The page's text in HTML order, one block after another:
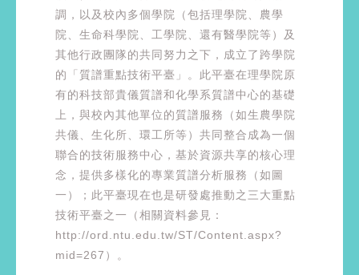
調，以及校內多個學院（包括理學院、農學
院、生命科學院、工學院、還有醫學院等）及
其他行政團隊的共同努力之下，成立了跨學院
的「質譜重點技術平臺」。此平臺在理學院原
有的科技部貴儀質譜和化學系質譜中心的基礎
上，與校內其他單位的質譜服務（如生農學院
共儀、生化所、環工所等）共同整合成為一個
聯合的技術服務中心，基於資源共享的核心理
念，提供多樣化的專業質譜分析服務（如圖
一）；此平臺現在也是研發處推動之三大重點
技術平臺之一（相關資料參見：
http://ord.ntu.edu.tw/ST/Content.aspx?
mid=267）。